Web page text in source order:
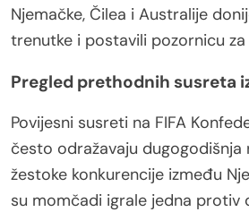
Njemačke, Čilea i Australije
trenutke i postavili pozornicu
Pregled prethodnih susreta
Povijesni susreti na FIFA
često odražavaju
žestoke konkurencije između
su momčadi igrale jedna protiv